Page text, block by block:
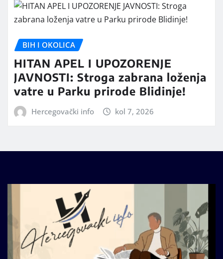
BIH I OKOLICA
HITAN APEL I UPOZORENJE
JAVNOSTI: Stroga zabrana loženja
vatre u Parku prirode Blidinje!
Hercegovački info kol 7, 2026